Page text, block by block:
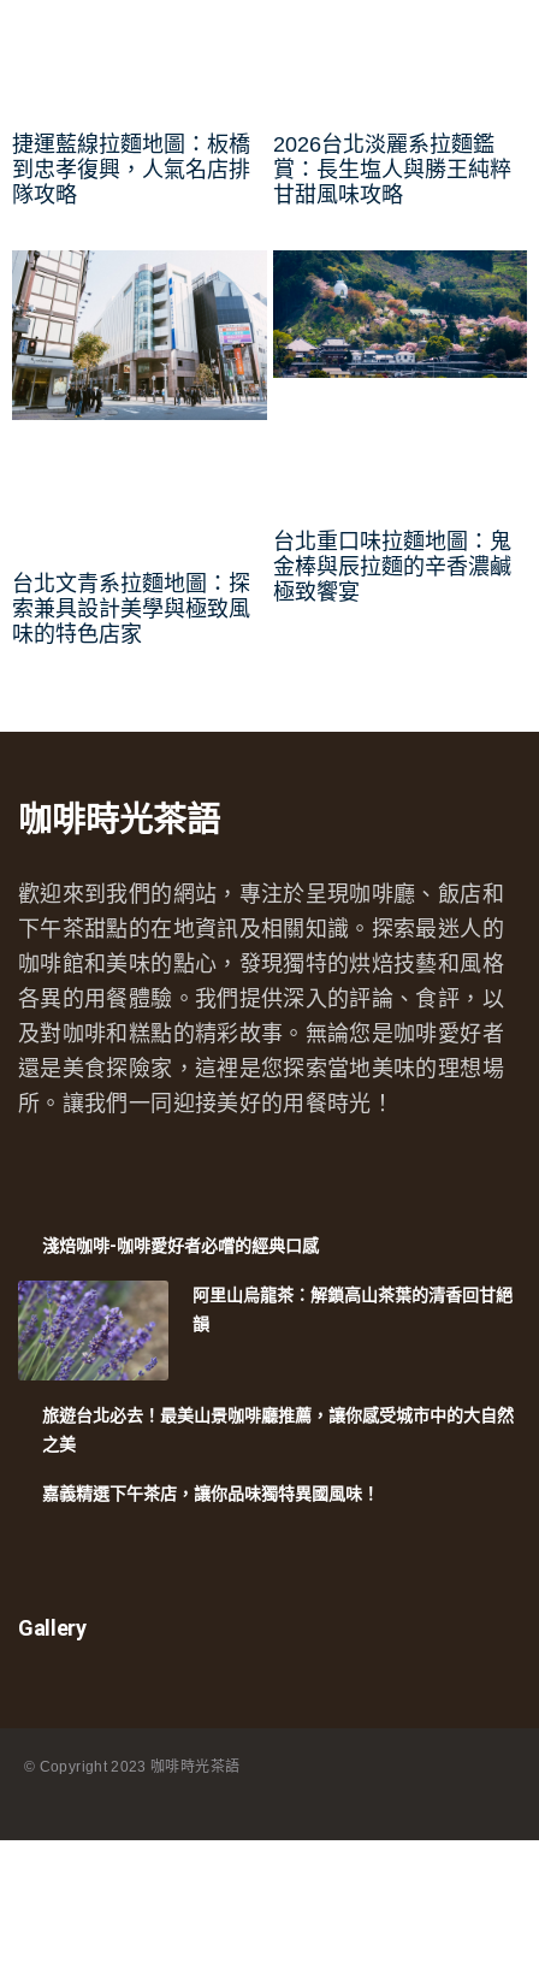
捷運藍線拉麵地圖：板橋
到忠孝復興，人氣名店排
隊攻略
2026台北淡麗系拉麵鑑
賞：長生塩人與勝王純粹
甘甜風味攻略
台北文青系拉麵地圖：探
索兼具設計美學與極致風
味的特色店家
台北重口味拉麵地圖：鬼
金棒與辰拉麵的辛香濃鹹
極致饗宴
咖啡時光茶語
歡迎來到我們的網站，專注於呈現咖啡廳、飯店和
下午茶甜點的在地資訊及相關知識。探索最迷人的
咖啡館和美味的點心，發現獨特的烘焙技藝和風格
各異的用餐體驗。我們提供深入的評論、食評，以
及對咖啡和糕點的精彩故事。無論您是咖啡愛好者
還是美食探險家，這裡是您探索當地美味的理想場
所。讓我們一同迎接美好的用餐時光！
淺焙咖啡-咖啡愛好者必嚐的經典口感
阿里山烏龍茶：解鎖高山茶葉的清香回甘絕
韻
旅遊台北必去！最美山景咖啡廳推薦，讓你感受城市中的大自然
之美
嘉義精選下午茶店，讓你品味獨特異國風味！
Gallery
© Copyright2023 咖啡時光茶語